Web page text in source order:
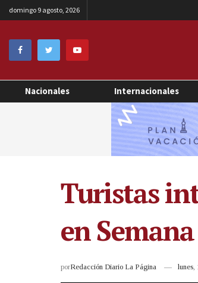
domingo 9 agosto, 2026
Nacionales Internacionales
Turistas
en
porRedacción Diario La Página